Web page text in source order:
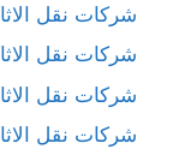
شركات نقل
شركات نقل
شركات نقل
شركات نقل